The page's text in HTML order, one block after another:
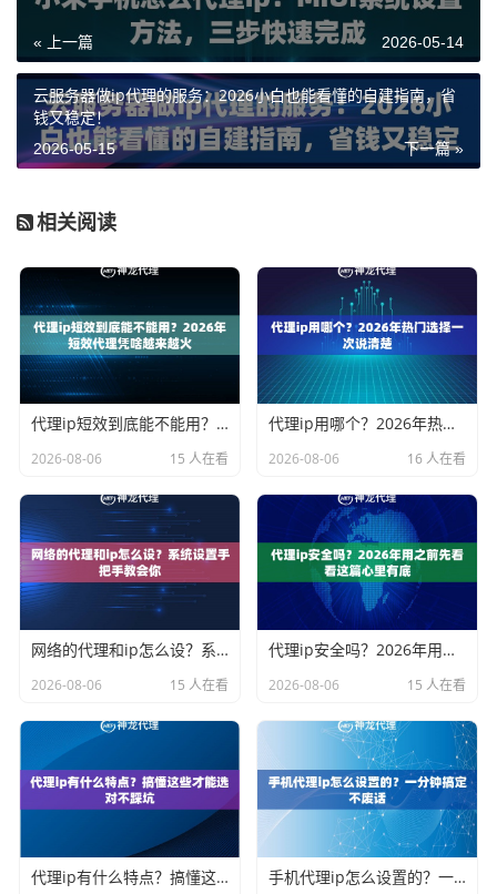
« 上一篇 2026-05-14
云服务器做ip代理的服务：2026小白也能看懂的自建指南，省
钱又稳定！
下一篇 »
2026-05-15
相关阅读
代理ip短效到底能不能用？2026年短效代理凭啥越来越火
2026-08-06 15 人在看
代理ip用哪个？2026年热门选择一次说清楚
2026-08-06 16 人在看
网络的代理和ip怎么设？系统设置手把手教会你
2026-08-06 15 人在看
代理ip安全吗？2026年用之前先看看这篇心里有底
2026-08-06 15 人在看
代理ip有什么特点？搞懂这些才能选对不踩坑 手机代理ip怎么设置的？一分钟搞定不废话